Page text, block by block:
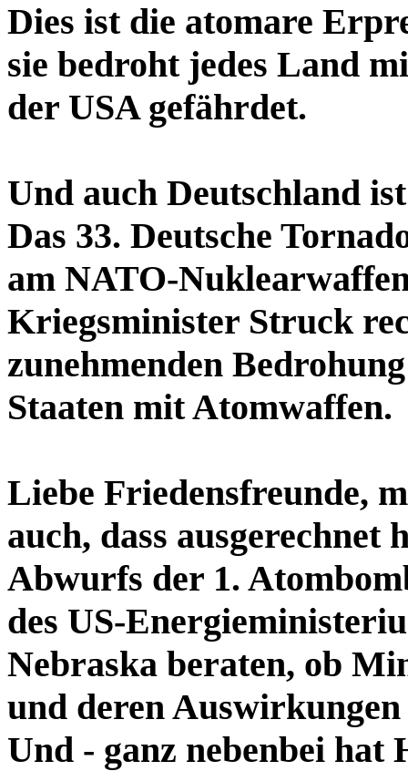
Dies ist die atomare
sie bedroht jedes Land
der USA gefährdet.
Und auch Deutschland
Das 33. Deutsche
am NATO-
Kriegsminister Struck
zunehmenden
Staaten mit Atomwaffen.
Liebe Friedensfreunde,
auch, dass ausgerechnet
Abwurfs der 1.
des US-
Nebraska beraten, ob
und deren
Und - ganz nebenbei